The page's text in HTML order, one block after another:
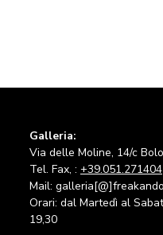
Galleria:
Via delle Moline, 14/c
Tel. Fax, : +39.051.271404
Mail:
Orari: dal Martedì al
19,30